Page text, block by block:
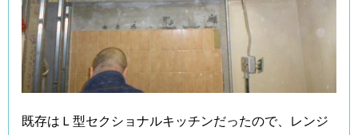
既存はＬ型セクショナルキッチンだったので、レンジ